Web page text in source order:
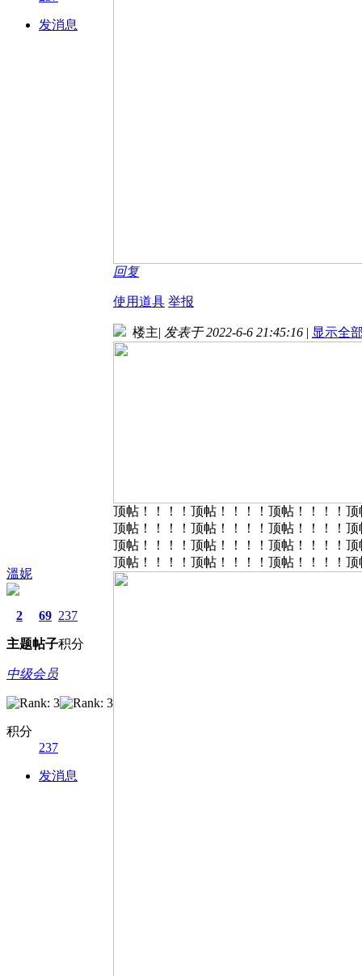
发消息
回复
使用道具 举报
溫妮
2
主题
69
帖子
237
积分
中级会员
积分
237
发消息
楼主| 发表于 2022-6-6 21:45:16 | 显示全
顶帖！！！！顶帖！！！！顶帖！！！！
顶帖！！！！顶帖！！！！顶帖！！！！
顶帖！！！！顶帖！！！！顶帖！！！！
顶帖！！！！顶帖！！！！顶帖！！！！